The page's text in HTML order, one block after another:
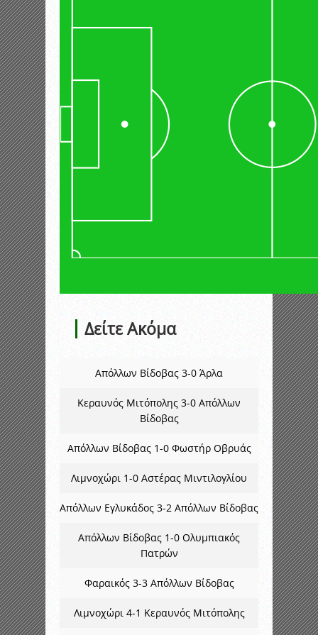
Δείτε Ακόμα
Απόλλων Βίδοβας 3-0 Άρλα
Κεραυνός Μιτόπολης 3-0 Απόλλων
Βίδοβας
Απόλλων Βίδοβας 1-0 Φωστήρ Οβρυάς
Λιμνοχώρι 1-0 Αστέρας Μιντιλογλίου
Απόλλων Εγλυκάδος 3-2 Απόλλων Βίδοβας
Απόλλων Βίδοβας 1-0 Ολυμπιακός
Πατρών
Φαραικός 3-3 Απόλλων Βίδοβας
Λιμνοχώρι 4-1 Κεραυνός Μιτόπολης